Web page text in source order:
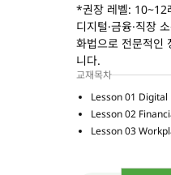
*권장 레벨: 10~12
디지털·금융·직장
화법으로 전문적인
니다.
교재목차
Lesson 01
Lesson 02
Lesson 03